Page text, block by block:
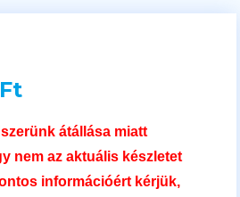
átállása miatt
nem az aktuális készletet
információért kérjük,